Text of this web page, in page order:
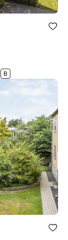
Bolig er
under dine
Bolig er
under dine